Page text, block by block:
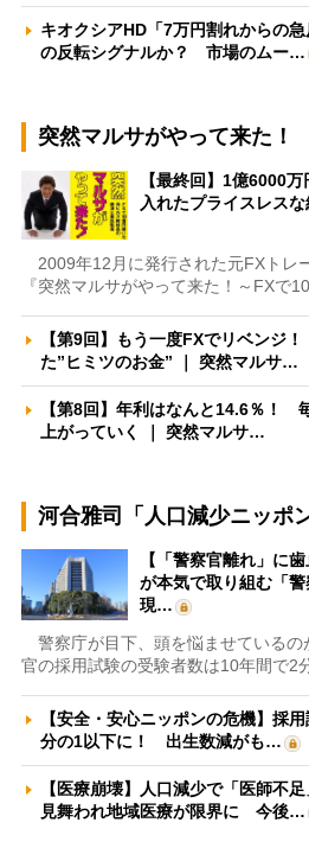
キオクシアHD「7万円割れからの
の反転シグナルか？ 市場のムー…
突然マルサがやって来た！
【最終回】1億6000
入れたプライスレス
2009年12月に発行された元FXトレ
『突然マルサがやって来た！～FXで
【第9回】もう一度FXでリベンジ
た”ヒミツのお金” ｜ 突然マルサ…
【第8回】年利はなんと14.6％！
上がっていく ｜ 突然マルサ…
河合雅司「人口減少ニッポ
【「警察官離れ」に
が本気で取り組む「
現…
警察庁が目下、頭を悩ませているの
官の採用試験の受験者数は10年間で2
【安全・安心ニッポンの危機】採
分の1以下に！ 出生数減がも…
【医療崩壊】人口減少で「医師不
見舞われ地域医療が限界に 今後…